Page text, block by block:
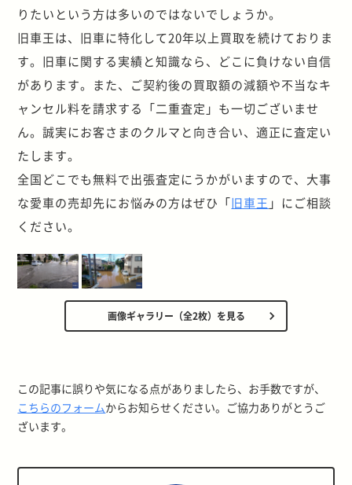
りたいという方は多いのではないでしょうか。
旧車王は、旧車に特化して20年以上買取を続けておりま
す。旧車に関する実績と知識なら、どこに負けない自信
があります。また、ご契約後の買取額の減額や不当なキ
ャンセル料を請求する「二重査定」も一切ございませ
ん。誠実にお客さまのクルマと向き合い、適正に査定い
たします。
全国どこでも無料で出張査定にうかがいますので、大事
な愛車の売却先にお悩みの方はぜひ「旧車王 」にご相談
ください。
画像ギャラリー（全2枚）を見る
この記事に誤りや気になる点がありましたら、お手数ですが、
こちらのフォームからお知らせください。ご協力ありがとうご
ざいます。